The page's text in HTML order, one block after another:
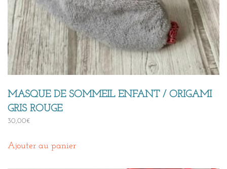
MASQUE DE SOMMEIL ENFANT / ORIGAMI
GRIS ROUGE
30,00€
Ajouter au panier